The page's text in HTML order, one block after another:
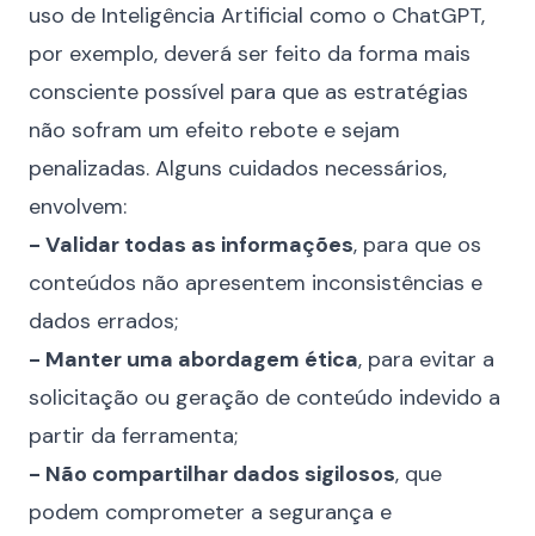
uso de Inteligência Artificial como o ChatGPT,
por exemplo, deverá ser feito da forma mais
consciente possível para que as estratégias
não sofram um efeito rebote e sejam
penalizadas. Alguns cuidados necessários,
envolvem:
- Validar todas as informações, para que os
conteúdos não apresentem inconsistências e
dados errados;
- Manter uma abordagem ética, para evitar a
solicitação ou geração de conteúdo indevido a
partir da ferramenta;
- Não compartilhar dados sigilosos, que
podem comprometer a segurança e